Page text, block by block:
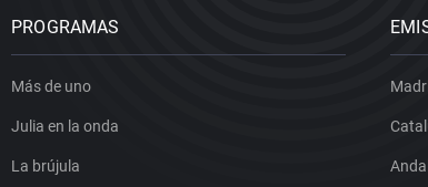
PROGRAMAS
Más de uno
Julia en la onda
La brújula